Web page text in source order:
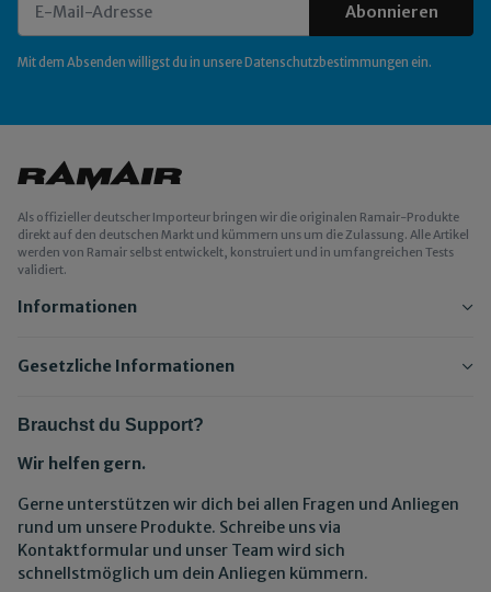
Abonnieren
Mit dem Absenden willigst du in unsere Datenschutzbestimmungen ein.
Als offizieller deutscher Importeur bringen wir die originalen Ramair-Produkte
direkt auf den deutschen Markt und kümmern uns um die Zulassung. Alle Artikel
werden von Ramair selbst entwickelt, konstruiert und in umfangreichen Tests
validiert.
Informationen
Gesetzliche Informationen
Brauchst du Support?
Wir helfen gern.
Gerne unterstützen wir dich bei allen Fragen und Anliegen
rund um unsere Produkte. Schreibe uns via
Kontaktformular und unser Team wird sich
schnellstmöglich um dein Anliegen kümmern.